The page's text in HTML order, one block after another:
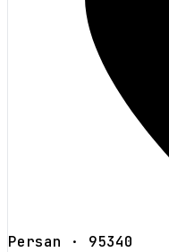
Persan · 95340